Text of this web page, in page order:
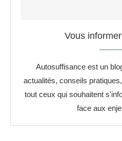
Vous
Autosuffisance est un
actualités, conseils
tout ceux qui souhaitent
face aux